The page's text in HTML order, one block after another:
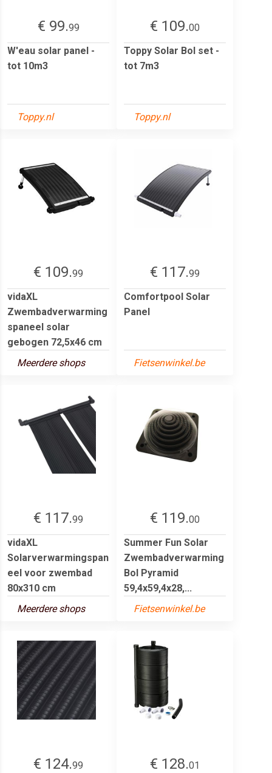
€ 99.99
W'eau solar panel -
tot 10m3
Toppy.nl
€ 109.00
Toppy Solar Bol set -
tot 7m3
Toppy.nl
€ 109.99
vidaXL
Zwembadverwarming
spaneel solar
gebogen 72,5x46 cm
Meerdere shops
€ 117.99
Comfortpool Solar
Panel
Fietsenwinkel.be
€ 117.99
vidaXL
Solarverwarmingspan
eel voor zwembad
80x310 cm
Meerdere shops
€ 119.00
Summer Fun Solar
Zwembadverwarming
Bol Pyramid
59,4x59,4x28,...
Fietsenwinkel.be
€ 124.99
€ 128.01